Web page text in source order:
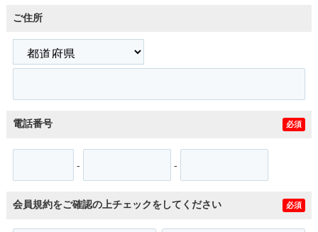
ご住所
電話番号 必須
- -
会員規約をご確認の上チェックをしてください 必須